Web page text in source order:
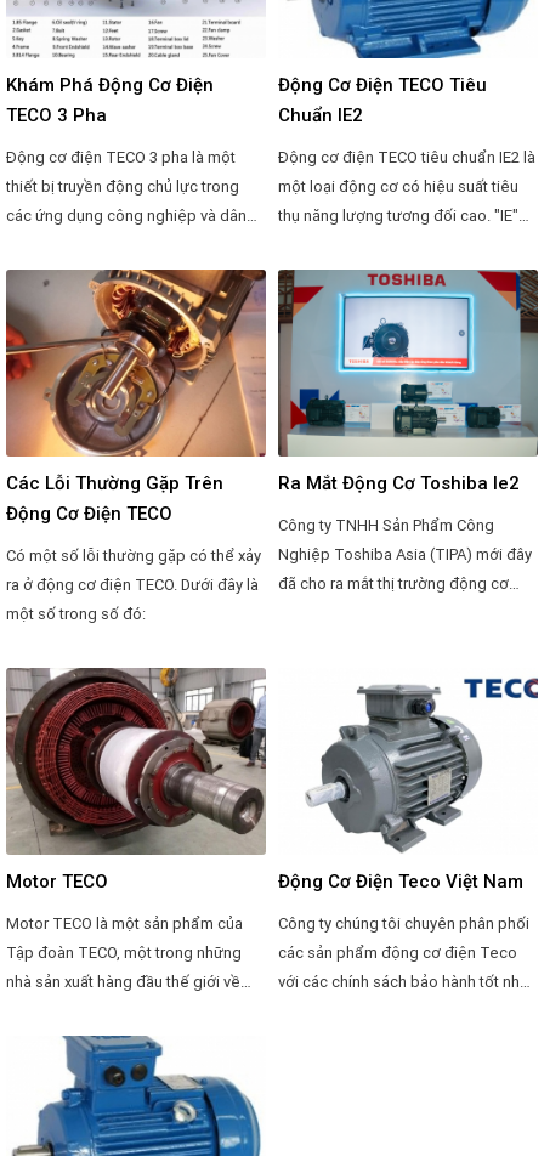
chuẩn Quốc tế (ISO).
Khám Phá Động Cơ Điện
TECO 3 Pha
Động cơ điện TECO 3 pha là một
thiết bị truyền động chủ lực trong
các ứng dụng công nghiệp và dân
cơ bản của động cơ điện TECO 3
pha:
Động Cơ Điện TECO Tiêu
Chuẩn IE2
Động cơ điện TECO tiêu chuẩn IE2 là
một loại động cơ có hiệu suất tiêu
thụ năng lượng tương đối cao. "IE"
"International Efficiency", tức là hiệu
suất quốc tế. Cụ thể, IE2 đề cập đến
các tiêu chuẩn hiệu suất của động
cơ điện, đặt ra bởi Hiệp hội Kỹ sư
Điện và Điện Tử (IEEE) và Tổ chức
Tiêu chuẩn Quốc tế (ISO).
Các Lỗi Thường Gặp Trên
Động Cơ Điện TECO
Có một số lỗi thường gặp có thể xảy
ra ở động cơ điện TECO. Dưới đây là
một số trong số đó:
Ra Mắt Động Cơ Toshiba Ie2
Công ty TNHH Sản Phẩm Công
Nghiệp Toshiba Asia (TIPA) mới đây
đã cho ra mắt thị trường động cơ
Motor TECO
Motor TECO là một sản phẩm của
Tập đoàn TECO, một trong những
nhà sản xuất hàng đầu thế giới về
công nghiệp. Motor TECO 2024 đại
diện cho dòng sản phẩm mới nhất
của công ty, được thiết kế để đáp
ứng các yêu cầu khắt khe của nhiều
Động Cơ Điện Teco Việt Nam
Công ty chúng tôi chuyên phân phối
các sản phẩm động cơ điện Teco
với các chính sách bảo hành tốt nhất,